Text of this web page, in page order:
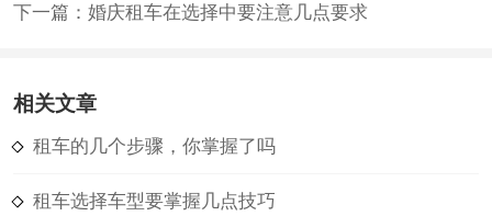
下一篇： 婚庆租车在选择中要注意几点要求
相关文章
租车的几个步骤，你掌握了吗
租车选择车型要掌握几点技巧